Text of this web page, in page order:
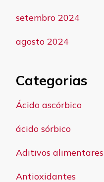
setembro 2024
agosto 2024
Categorias
Ácido ascórbico
ácido sórbico
Aditivos alimentares
Antioxidantes